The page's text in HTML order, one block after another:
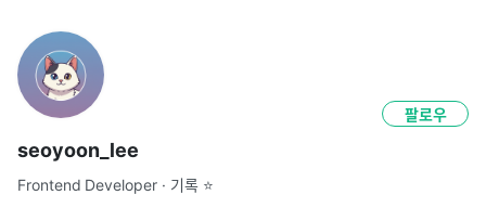
seoyoon_lee
Frontend Developer · 기록 ⭐
팔로우